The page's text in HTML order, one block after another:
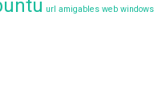
url amigables web windows